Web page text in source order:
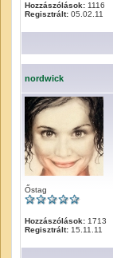
Hozzászólások: 1116
Regisztrált: 05.02.11
nordwick
Őstag
Hozzászólások: 1713
Regisztrált: 15.11.11